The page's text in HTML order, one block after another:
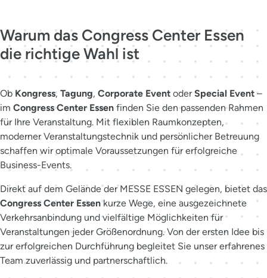
Warum das Congress Center Essen
die richtige Wahl ist
Ob Kongress, Tagung, Corporate Event oderSpecial Event–
im Congress Center Essen finden Sie den passenden Rahmen
für Ihre Veranstaltung. Mit flexiblen Raumkonzepten,
moderner Veranstaltungstechnik und persönlicher Betreuung
schaffen wir optimale Voraussetzungen für erfolgreiche
Business-Events.
Direkt auf dem Gelände der MESSE ESSEN gelegen, bietet das
Congress Center Essenkurze Wege, eine ausgezeichnete
Verkehrsanbindung und vielfältige Möglichkeiten für
Veranstaltungen jeder Größenordnung. Von der ersten Idee bis
zur erfolgreichen Durchführung begleitet Sie unser erfahrenes
Team zuverlässig und partnerschaftlich.